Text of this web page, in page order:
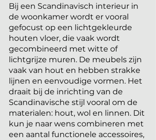
Bij een Scandinavisch interieur in
de woonkamer wordt er vooral
gefocust op een lichtgekleurde
houten vloer, die vaak wordt
gecombineerd met witte of
lichtgrijze muren. De meubels zijn
vaak van hout en hebben strakke
lijnen en eenvoudige vormen. Het
draait bij de inrichting van de
Scandinavische stijl vooral om de
materialen: hout, wol en linnen. Dit
kun je naar wens combineren met
een aantal functionele accessoires,